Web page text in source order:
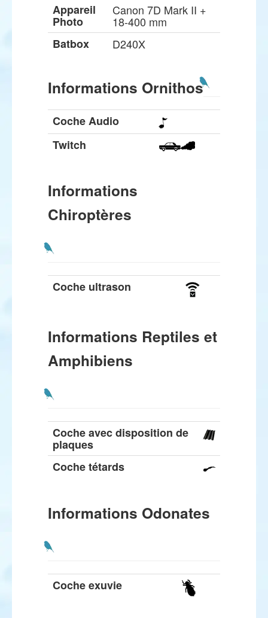
Appareil
Photo
Canon 7D Mark II +
18-400 mm
Batbox
D240X
Informations Ornithos
Coche Audio
Twitch
Informations
Chiroptères
Coche ultrason
Informations Reptiles et
Amphibiens
Coche avec disposition de
plaques
Coche tétards
Informations Odonates
Coche exuvie